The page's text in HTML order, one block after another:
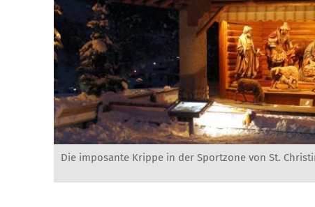
Die imposante Krippe in der Sportzone von St.